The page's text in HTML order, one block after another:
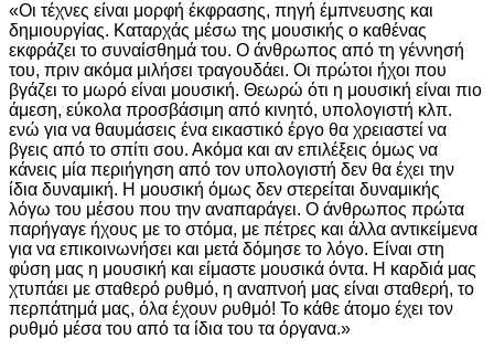
«Οι τέχνες είναι μορφή έκφρασης, πηγή έμπνευσης και
δημιουργίας. Καταρχάς μέσω της μουσικής ο καθένας
εκφράζει το συναίσθημά του. Ο άνθρωπος από τη γέννησή
του, πριν ακόμα μιλήσει τραγουδάει. Οι πρώτοι ήχοι που
βγάζει το μωρό είναι μουσική. Θεωρώ ότι η μουσική είναι πιο
άμεση, εύκολα προσβάσιμη από κινητό, υπολογιστή κλπ.
ενώ για να θαυμάσεις ένα εικαστικό έργο θα χρειαστεί να
βγεις από το σπίτι σου. Ακόμα και αν επιλέξεις όμως να
κάνεις μία περιήγηση από τον υπολογιστή δεν θα έχει την
ίδια δυναμική. Η μουσική όμως δεν στερείται δυναμικής
λόγω του μέσου που την αναπαράγει. Ο άνθρωπος πρώτα
παρήγαγε ήχους με το στόμα, με πέτρες και άλλα αντικείμενα
για να επικοινωνήσει και μετά δόμησε το λόγο. Είναι στη
φύση μας η μουσική και είμαστε μουσικά όντα. Η καρδιά μας
χτυπάει με σταθερό ρυθμό, η αναπνοή μας είναι σταθερή, το
περπάτημά μας, όλα έχουν ρυθμό! Το κάθε άτομο έχει τον
ρυθμό μέσα του από τα ίδια του τα όργανα.»